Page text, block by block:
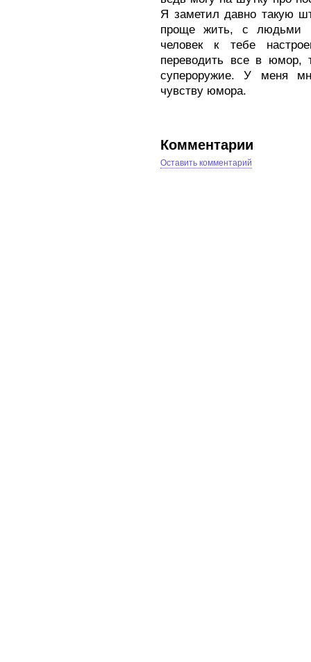
Я заметил давно такую
проще жить, с людьми
человек к тебе
переводить все в юмор,
супероружие. У меня
чувству юмора.
Комментарии
Оставить комментарий